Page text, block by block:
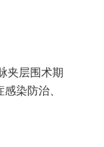
夹层围术期
染防治、